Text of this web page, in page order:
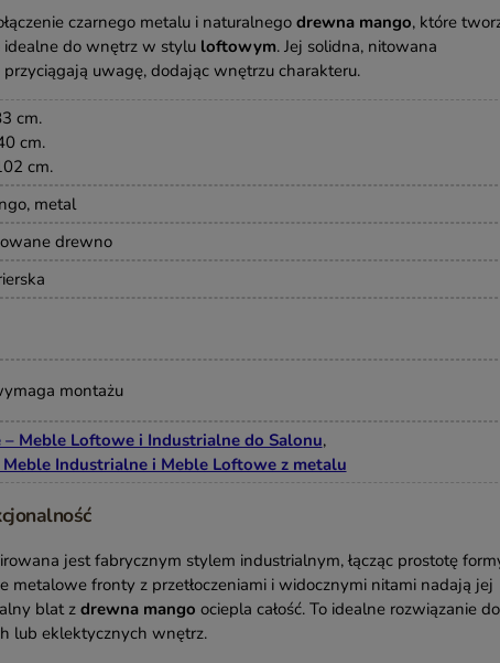
czarnego metalu i naturalnego drewna mango, które
idealne do wnętrz w stylu loftowym. Jej solidna, nitowana
uwagę, dodając wnętrzu charakteru.
cm.
cm.
cm.
metal
drewno
montażu
– Meble Loftowe i Industrialne do Salonu,
Meble Industrialne i Meble Loftowe z metalu
jest fabrycznym stylem industrialnym, łącząc prostotę
metalowe fronty z przetłoczeniami i widocznymi nitami nadają jej
blat zdrewna mango ociepla całość. To idealne rozwiązanie do
lub eklektycznych wnętrz.